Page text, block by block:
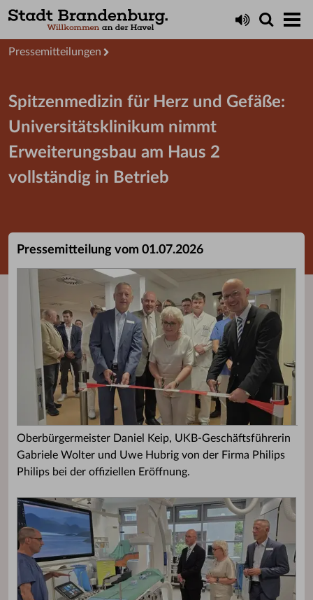
Presseservice
Pressemitteilungen
Spitzenmedizin für Herz und Gefäße:
Universitätsklinikum nimmt
Erweiterungsbau am Haus 2
vollständig in Betrieb
Pressemitteilung vom 01.07.2026
Oberbürgermeister Daniel Keip, UKB-Geschäftsführerin
Gabriele Wolter und Uwe Hubrig von der Firma Philips
Philips bei der offiziellen Eröffnung.